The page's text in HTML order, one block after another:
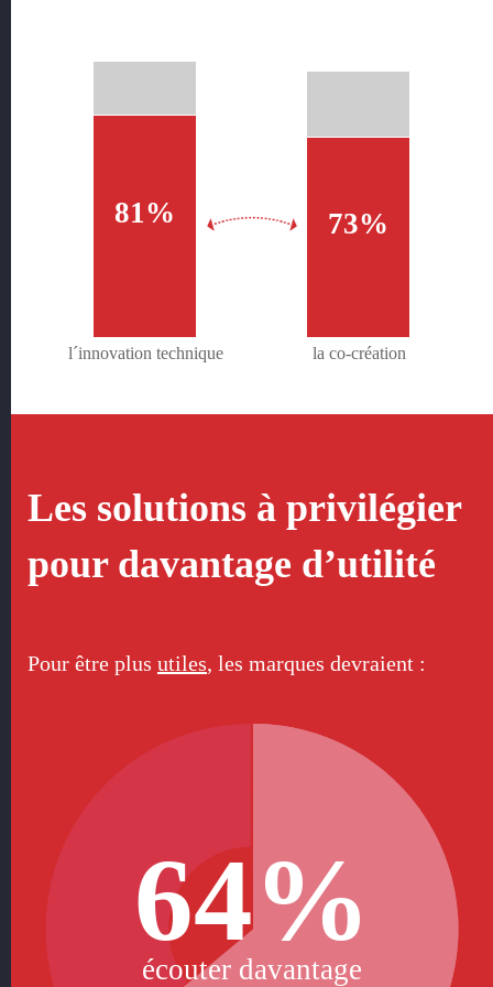
81% 73%
l´innovation technique la co-création
Les solutions à privilégier
pour davantage d’utilité
Pour être plus utiles, les marques devraient :
64%
écouter davantage